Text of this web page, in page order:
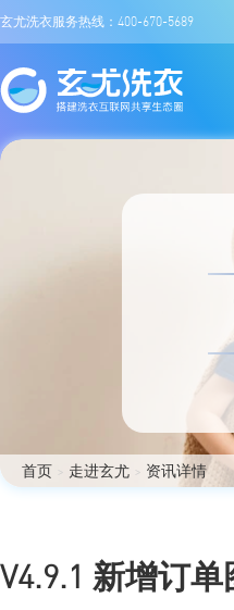
玄尤洗衣服务热线：400-670-5689
首页 走进玄尤 > 资讯详情
V4.9.1 新增订